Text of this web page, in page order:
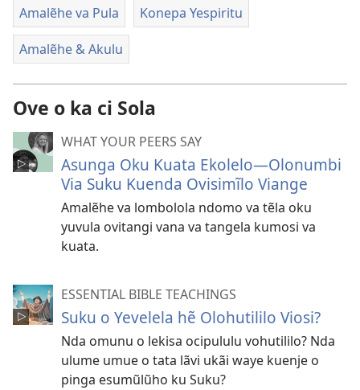
Amalẽhe va Pula Konepa Yespiritu
Amalẽhe & Akulu
Ove o ka ci Sola
WHAT YOUR PEERS SAY
Asunga Oku Kuata Ekolelo—Olonumbi
Via Suku Kuenda Ovisimĩlo Viange
Amalẽhe va lombolola ndomo va tẽla oku
yuvula ovitangi vana va tangela kumosi va
kuata.
ESSENTIAL BIBLE TEACHINGS
Suku o Yevelela hẽ Olohutililo Viosi?
Nda omunu o lekisa ocipululu vohutililo? Nda
ulume umue o tata lãvi ukãi waye kuenje o
pinga esumũlũho ku Suku?